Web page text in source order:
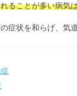
ることが多い病気
症状を和らげ、気